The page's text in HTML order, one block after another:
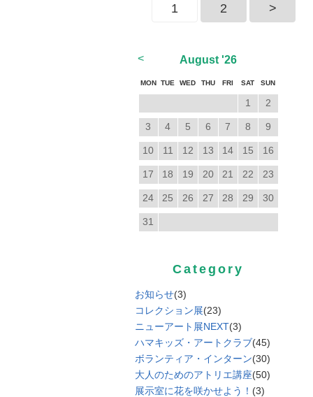
1 2 >
< August '26
MON TUE WED THU FRI SAT SUN
1 2
3 4 5 6 7 8 9
10 11 12 13 14 15 16
17 18 19 20 21 22 23
24 25 26 27 28 29 30
31
Category
お知らせ(3)
コレクション展(23)
ニューアート展NEXT(3)
ハマキッズ・アートクラブ(45)
ボランティア・インターン(30)
大人のためのアトリエ講座(50)
展示室に花を咲かせよう！ (3)